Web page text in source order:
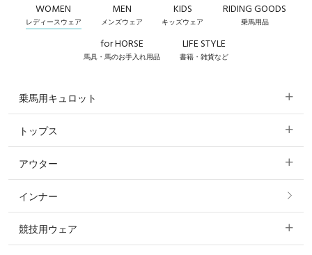
WOMEN
レディースウェア
MEN
メンズウェア
KIDS
キッズウェア
RIDING GOODS
乗馬用品
for HORSE
馬具・馬のお手入れ用品
LIFE STYLE
書籍・雑貨など
乗馬用キュロット
すべてのキュロット
フルグリップ・尻革 キュロット
ニーグリップ・膝革 キュロット
トップス
すべてのトップス
ポロシャツ
カットソー・Tシャツ・タンクトップ
アウター
すべてのアウター
コート
インナー
競技用ウェア